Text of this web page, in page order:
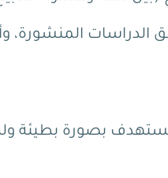
الدراسات المنشورة،
بصورة بطيئة